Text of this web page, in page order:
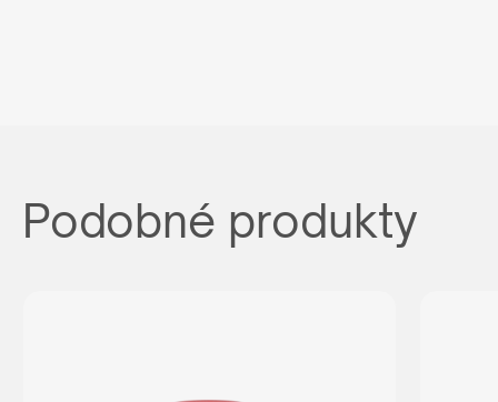
Podobné produkty